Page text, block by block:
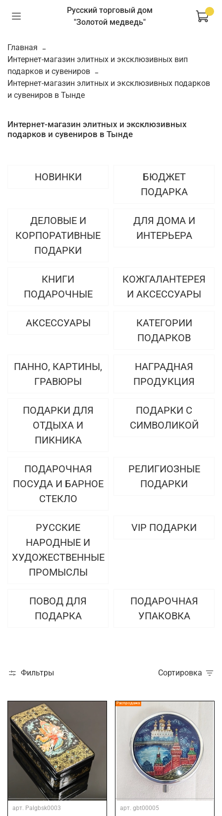
Русский торговый дом
"Золотой медведь"
Главная
Интернет-магазин элитных и эксклюзивных вип
подарков и сувениров
Интернет-магазин элитных и эксклюзивных подарков
и сувениров в Тынде
Интернет-магазин элитных и эксклюзивных
подарков и сувениров в Тынде
НОВИНКИ
БЮДЖЕТ
ПОДАРКА
ДЕЛОВЫЕ И
КОРПОРАТИВНЫЕ
ПОДАРКИ
ДЛЯ ДОМА И
ИНТЕРЬЕРА
КНИГИ
ПОДАРОЧНЫЕ
КОЖГАЛАНТЕРЕЯ
И АКСЕССУАРЫ
АКСЕССУАРЫ
КАТЕГОРИИ
ПОДАРКОВ
ПАННО, КАРТИНЫ,
ГРАВЮРЫ
НАГРАДНАЯ
ПРОДУКЦИЯ
ПОДАРКИ ДЛЯ
ОТДЫХА И
ПИКНИКА
ПОДАРКИ С
СИМВОЛИКОЙ
ПОДАРОЧНАЯ
ПОСУДА И БАРНОЕ
СТЕКЛО
РЕЛИГИОЗНЫЕ
ПОДАРКИ
РУССКИЕ
НАРОДНЫЕ И
ХУДОЖЕСТВЕННЫЕ
ПРОМЫСЛЫ
VIP ПОДАРКИ
ПОВОД ДЛЯ
ПОДАРКА
ПОДАРОЧНАЯ
УПАКОВКА
Фильтры Сортировка
арт. Palgbsk0003
Распродажа
арт. gbt00005